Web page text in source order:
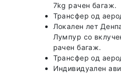
7kg рачен багаж.
Трансфер од
Локален лет
Лумпур со
рачен багаж.
Трансфер од
Индивидуален